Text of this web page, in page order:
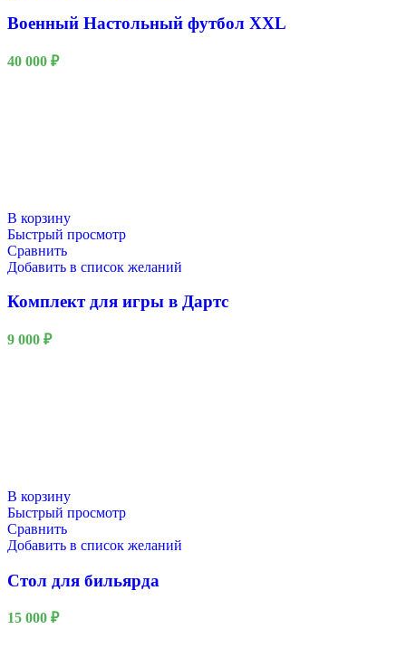
Военный Настольный футбол XXL
40 000 ₽
В корзину
Быстрый просмотр
Сравнить
Добавить в список желаний
Комплект для игры в Дартс
9 000 ₽
В корзину
Быстрый просмотр
Сравнить
Добавить в список желаний
Стол для бильярда
15 000 ₽